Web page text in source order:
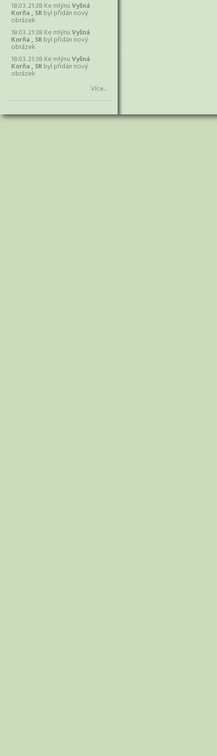
18.03. 21:38 Ke mlýnuVyšná
Korňa , SRbyl přidán nový
obrázek
18.03. 21:38 Ke mlýnuVyšná
Korňa , SRbyl přidán nový
obrázek
18.03. 21:38 Ke mlýnuVyšná
Korňa , SRbyl přidán nový
obrázek
Více...